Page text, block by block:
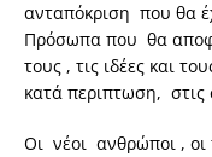
ανταπόκριση που θα
Πρόσωπα που θα
τους , τις ιδέες και
κατά περιπτωση, στις
Οι νέοι ανθρώποι , οι